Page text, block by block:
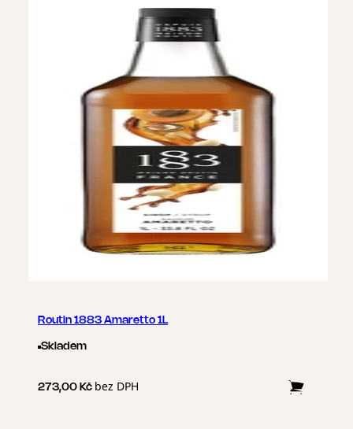
Routin 1883 Amaretto 1L
Skladem
273,00 Kč bez DPH